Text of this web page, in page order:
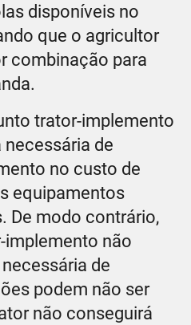
disponíveis no
que o agricultor
combinação para
trator-implemento
necessária de
no custo de
equipamentos
De modo contrário,
não
de
podem não ser
não conseguirá